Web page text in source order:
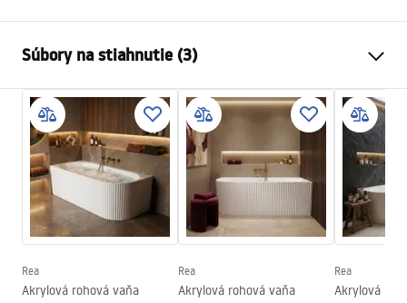
Farba
Materiál
Akryl
Dĺžka
1500
Šírka
700mm
Výška
560mm
Strana montáže
Univerzálna
Zátka a sifón v cene
Áno
Záruka
Súbory na stiahnutie (3)
Bezpečnostné informácie
WARUNKI_BEZPIECZENSTWA_WANNY.pdf
Záručné podmienky
Warranty_Terms_and_Conditions_Bathtubs.pdf
Rea
Akrylová rohová vaňa
Rea
Akrylová rohová vaňa
Rea
Akrylová